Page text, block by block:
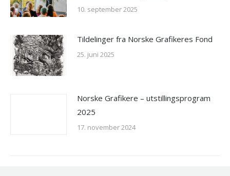
10. september 2025
Tildelinger fra Norske Grafikeres Fond
25. juni 2025
Norske Grafikere – utstillingsprogram
2025
17. november 2024